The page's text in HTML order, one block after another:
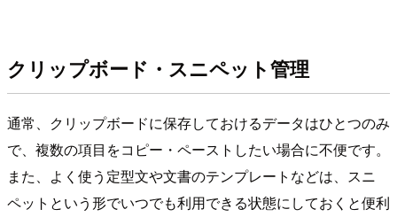
クリップボード・スニペット管理
通常、クリップボードに保存しておけるデータはひとつのみ
で、複数の項目をコピー・ペーストしたい場合に不便です。
また、よく使う定型文や文書のテンプレートなどは、スニ
ペットという形でいつでも利用できる状態にしておくと便利